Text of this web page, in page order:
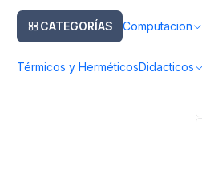
CATEGORÍAS Computacion
Térmicos y HerméticosDidacticos